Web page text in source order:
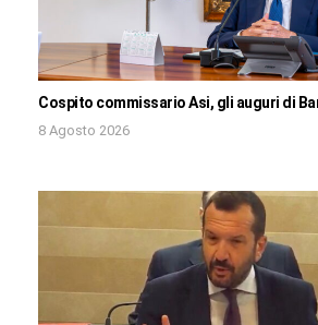
Cospito commissario Asi, gli auguri di
8 Agosto 2026